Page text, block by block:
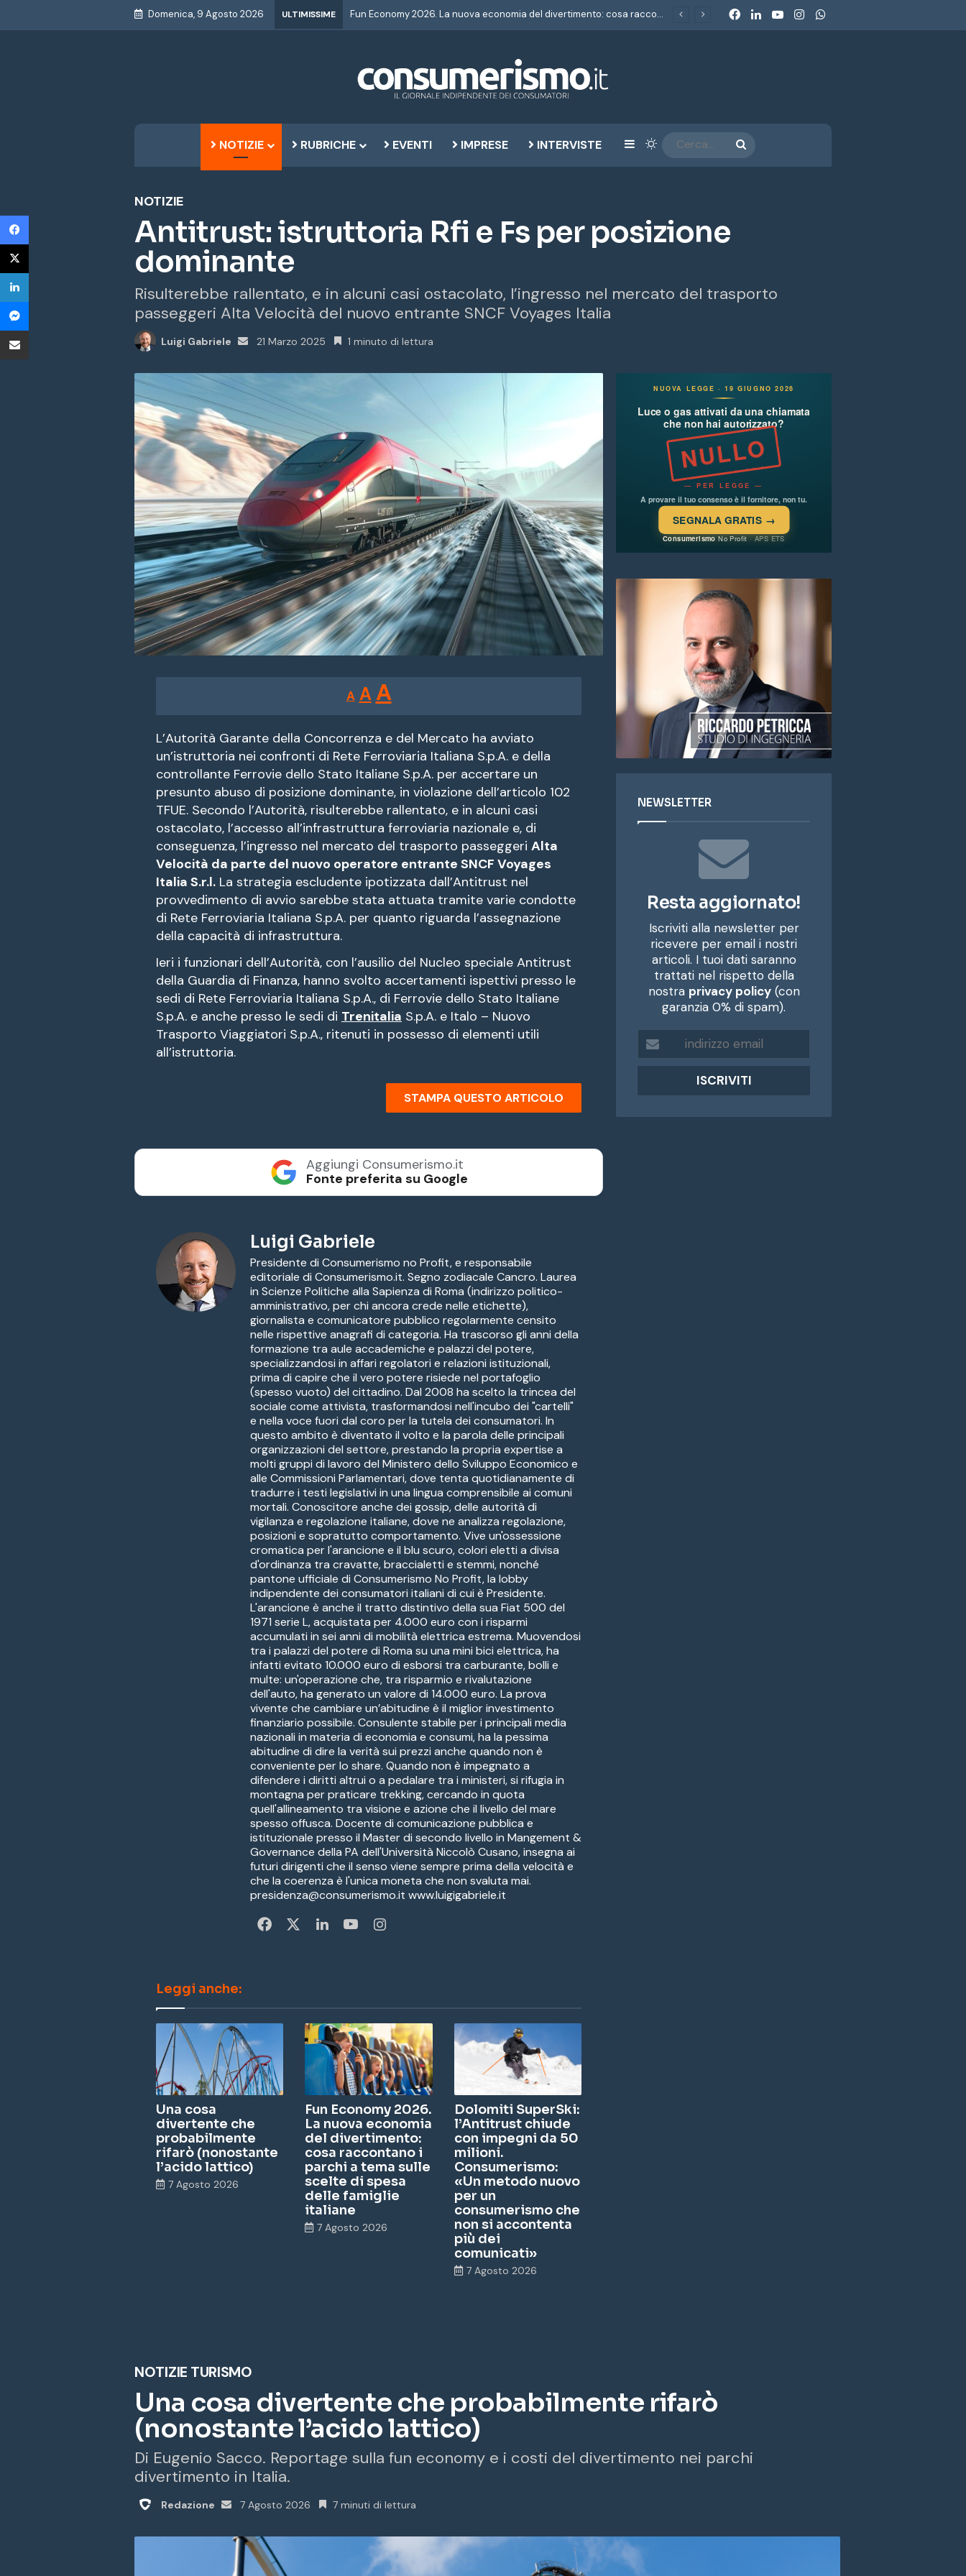
Domenica, 9 Agosto 2026 ULTIMISSIME Dolomiti SuperSki: l’Antitrust chiude con impegni da 50 milioni. Consumerismo: «Un metodo nuovo per un consumerismo che non si accontenta più dei comunicati» FacebookLinkedInYou TubeInstagram
NOTIZIE RUBRICHE EVENTI IMPRESE INTERVISTE Barra laterale
Cambia aspetto CERCA...
NOTIZIE
Antitrust: istruttoria Rfi e Fs per posizione
dominante
Risulterebbe rallentato, e in alcuni casi ostacolato, l’ingresso nel mercato del trasporto
passeggeri Alta Velocità del nuovo entrante SNCF Voyages Italia
Luigi Gabriele
Invia
21 Marzo 2025 1 minuto di lettura
A
Reducir
tamaño
de
fuente.
A Restablecer
tamaño
de
fuente
AAumentar
tamaño
de
fuente.
L’Autorità Garante della Concorrenza e del Mercato ha avviato
un’istruttoria nei confronti di Rete Ferroviaria Italiana S.p.A. e della
controllante Ferrovie dello Stato Italiane S.p.A. per accertare un
presunto abuso di posizione dominante, in violazione dell’articolo 102
TFUE. Secondo l’Autorità, risulterebbe rallentato, e in alcuni casi
ostacolato, l’accesso all’infrastruttura ferroviaria nazionale e, di
conseguenza, l’ingresso nel mercato del trasporto passeggeri Alta
Velocità da parte del nuovo operatore entrante SNCF Voyages
Italia S.r.l. La strategia escludente ipotizzata dall’Antitrust nel
provvedimento di avvio sarebbe stata attuata tramite varie condotte
di Rete Ferroviaria Italiana S.p.A. per quanto riguarda l’assegnazione
della capacità di infrastruttura.
Ieri i funzionari dell’Autorità, con l’ausilio del Nucleo speciale Antitrust
della Guardia di Finanza, hanno svolto accertamenti ispettivi presso le
sedi di Rete Ferroviaria Italiana S.p.A., di Ferrovie dello Stato Italiane
S.p.A. e anche presso le sedi di Trenitalia S.p.A. e Italo – Nuovo
Trasporto Viaggiatori S.p.A., ritenuti in possesso di elementi utili
all’istruttoria.
STAMPA QUESTO ARTICOLO
Aggiungi Consumerismo.it
Fonte preferita su Google
Luigi Gabriele
Presidente di Consumerismo no Profit, e responsabile
editoriale di Consumerismo.it. Segno zodiacale Cancro. Laurea
in Scienze Politiche alla Sapienza di Roma (indirizzo politico-
amministrativo, per chi ancora crede nelle etichette),
giornalista e comunicatore pubblico regolarmente censito
nelle rispettive anagrafi di categoria. Ha trascorso gli anni della
formazione tra aule accademiche e palazzi del potere,
specializzandosi in affari regolatori e relazioni istituzionali,
prima di capire che il vero potere risiede nel portafoglio
(spesso vuoto) del cittadino. Dal 2008 ha scelto la trincea del
sociale come attivista, trasformandosi nell'incubo dei "cartelli"
e nella voce fuori dal coro per la tutela dei consumatori. In
questo ambito è diventato il volto e la parola delle principali
organizzazioni del settore, prestando la propria expertise a
molti gruppi di lavoro del Ministero dello Sviluppo Economico e
alle Commissioni Parlamentari, dove tenta quotidianamente di
tradurre i testi legislativi in una lingua comprensibile ai comuni
mortali. Conoscitore anche dei gossip, delle autorità di
vigilanza e regolazione italiane, dove ne analizza regolazione,
posizioni e sopratutto comportamento. Vive un'ossessione
cromatica per l'arancione e il blu scuro, colori eletti a divisa
d'ordinanza tra cravatte, braccialetti e stemmi, nonché
pantone ufficiale di Consumerismo No Profit, la lobby
indipendente dei consumatori italiani di cui è Presidente.
L'arancione è anche il tratto distintivo della sua Fiat 500 del
1971 serie L, acquistata per 4.000 euro con i risparmi
accumulati in sei anni di mobilità elettrica estrema. Muovendosi
tra i palazzi del potere di Roma su una mini bici elettrica, ha
infatti evitato 10.000 euro di esborsi tra carburante, bolli e
multe: un'operazione che, tra risparmio e rivalutazione
dell'auto, ha generato un valore di 14.000 euro. La prova
vivente che cambiare un’abitudine è il miglior investimento
finanziario possibile. Consulente stabile per i principali media
nazionali in materia di economia e consumi, ha la pessima
abitudine di dire la verità sui prezzi anche quando non è
conveniente per lo share. Quando non è impegnato a
difendere i diritti altrui o a pedalare tra i ministeri, si rifugia in
montagna per praticare trekking, cercando in quota
quell'allineamento tra visione e azione che il livello del mare
spesso offusca. Docente di comunicazione pubblica e
istituzionale presso il Master di secondo livello in Mangement &
Governance della PA dell'Università Niccolò Cusano, insegna ai
futuri dirigenti che il senso viene sempre prima della velocità e
che la coerenza è l'unica moneta che non svaluta mai.
presidenza@consumerismo.it www.luigigabriele.it
Fa
Li
Yo
m
Leggi anche:
Una cosa
divertente che
probabilmente
rifarò (nonostante
l’acido lattico)
7 Agosto 2026
Fun Economy 2026.
La nuova economia
del divertimento:
cosa raccontano i
parchi a tema sulle
scelte di spesa
delle famiglie
italiane
7 Agosto 2026
Dolomiti SuperSki:
l’Antitrust chiude
con impegni da 50
milioni.
Consumerismo:
«Un metodo nuovo
per un
consumerismo che
non si accontenta
più dei
comunicati»
7 Agosto 2026
NEWSLETTER
Resta aggiornato!
Iscriviti alla newsletter per
ricevere per email i nostri
articoli. I tuoi dati saranno
trattati nel rispetto della
nostra privacy policy(con
garanzia 0% di spam).
d
r